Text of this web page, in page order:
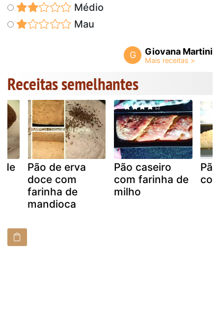
Médio
Mau
G Giovana Martini
Receitas semelhantes
de
Pão de erva
doce com
farinha de
mandioca
Pão caseiro
com farinha de
milho